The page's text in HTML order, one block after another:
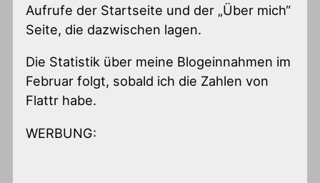
Aufrufe der Startseite und der „Über mich“
Seite, die dazwischen lagen.
Die Statistik über meine Blogeinnahmen im
Februar folgt, sobald ich die Zahlen von
Flattr habe.
WERBUNG: